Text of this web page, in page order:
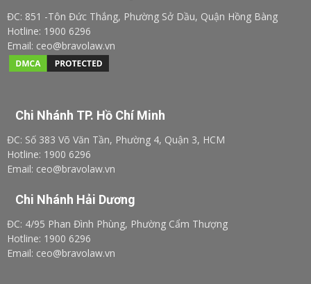
ĐC: 851 -Tôn Đức Thắng, Phường Sở Dầu, Quận Hồng Bàng
Hotline: 1900 6296
Email: ceo@bravolaw.vn
Chi Nhánh TP. Hồ Chí Minh
ĐC: Số 383 Võ Văn Tần, Phường 4, Quận 3, HCM
Hotline: 1900 6296
Email: ceo@bravolaw.vn
Chi Nhánh Hải Dương
ĐC: 4/95 Phan Đình Phùng, Phường Cẩm Thượng
Hotline: 1900 6296
Email: ceo@bravolaw.vn